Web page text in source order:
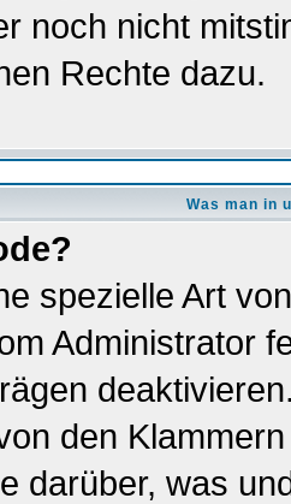
noch nicht
Rechte dazu.
Was man in
spezielle Art
Administrator
den
darüber, was